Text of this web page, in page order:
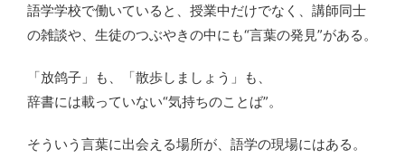
語学学校で働いていると、授業中だけでなく、講師同士
の雑談や、生徒のつぶやきの中にも“言葉の発見”がある。
「放鸽子」も、「散歩しましょう」も、
辞書には載っていない“気持ちのことば”。
そういう言葉に出会える場所が、語学の現場にはある。